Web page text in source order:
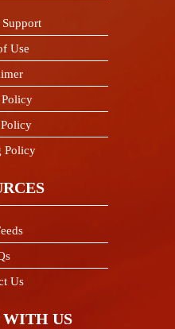
Support
Use
Policy
Us
WITH US